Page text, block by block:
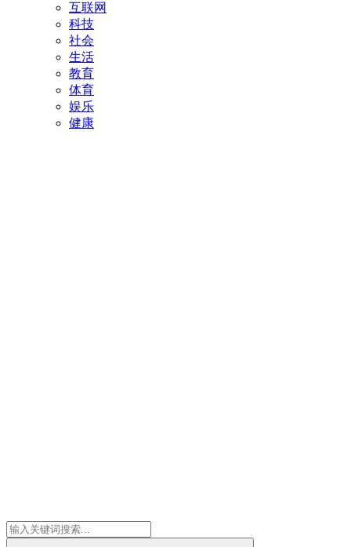
互联网
科技
社会
生活
教育
体育
娱乐
健康